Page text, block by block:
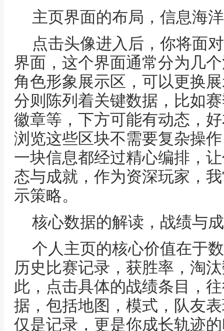
主页界面的布局，信息海
点击头像进入后，你将面
界面，这个界面通常分为几
角色形象展示区，可以更换
分则陈列着关键数据，比如
徽章等，下方可能有动态，
浏览这些区块不需要复杂操
一块信息都经过精心编排，
态与成就，作为资深玩家，
示策略。
核心数据的解读，战绩与
个人主页的核心价值在于
历史比赛记录，获胜率，淘
此，点击具体的战绩条目，
据，包括地图，模式，队友
仅是记录，更是你成长轨迹